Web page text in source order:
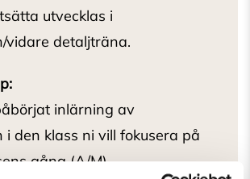
utvecklas i
vidare detaljträna.
inlärning av
i den klass ni vill fokusera på
gång (A/M)